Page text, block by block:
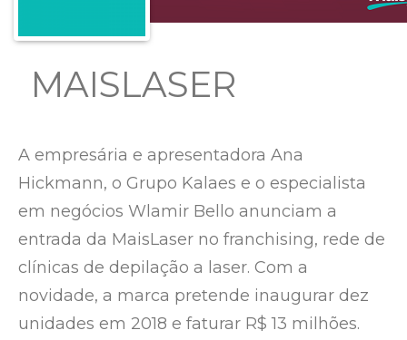
MAISLASER
A empresária e apresentadora Ana
Hickmann, o Grupo Kalaes e o especialista
em negócios Wlamir Bello anunciam a
entrada da MaisLaser no franchising, rede de
clínicas de depilação a laser. Com a
novidade, a marca pretende inaugurar dez
unidades em 2018 e faturar R$ 13 milhões.